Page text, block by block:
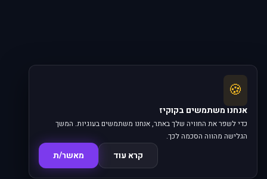
🍪
אנחנו משתמשים בקוקיז
כדי לשפר את החוויה שלך באתר, אנחנו משתמשים בעוגיות. המשך
הגלישה מהווה הסכמה לכך.
קרא עוד מאשר/ת